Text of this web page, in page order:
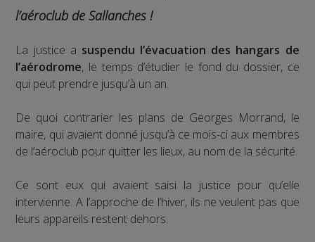
l’aéroclub de Sallanches !
La justice a suspendu l’évacuation des hangars de
l’aérodrome, le temps d’étudier le fond du dossier, ce
qui peut prendre jusqu’à un an.
De quoi contrarier les plans de Georges Morrand, le
maire, qui avaient donné jusqu’à ce mois-ci aux membres
de l’aéroclub pour quitter les lieux, au nom de la sécurité.
Ce sont eux qui avaient saisi la justice pour qu’elle
intervienne. A l’approche de l’hiver, ils ne veulent pas que
leurs appareils restent dehors.